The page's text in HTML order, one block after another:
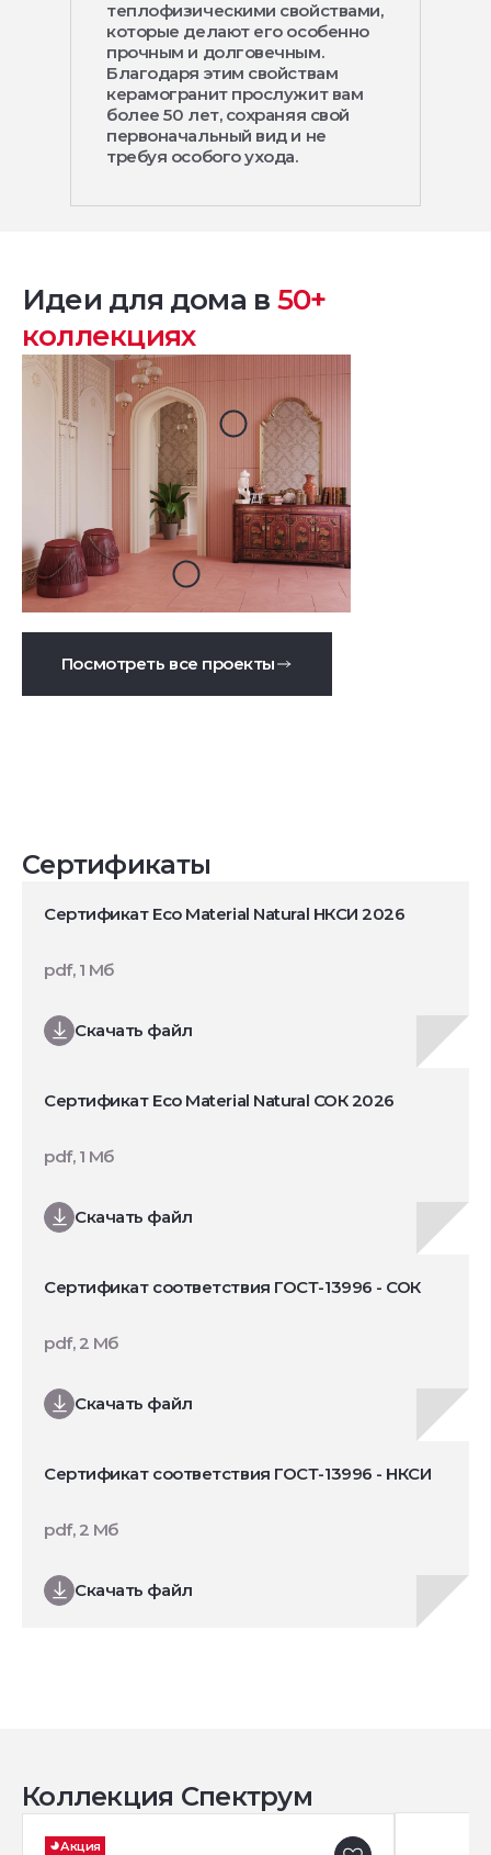
теплофизическими свойствами,
которые делают его особенно
прочным и долговечным.
Благодаря этим свойствам
керамогранит прослужит вам
более 50 лет, сохраняя свой
первоначальный вид и не
требуя особого ухода.
Идеи для дома в 50+
коллекциях
Посмотреть все проекты
Сертификаты
Сертификат Eco Material Natural НКСИ 2026
Скачать файл
pdf, 1 Мб
Сертификат Eco Material Natural СОК 2026
Скачать файл
pdf, 1 Мб
Сертификат соответствия ГОСТ-13996 - СОК
Скачать файл
pdf, 2 Мб
Сертификат соответствия ГОСТ-13996 - НКСИ
Скачать файл
pdf, 2 Мб
Коллекция Спектрум
Акция